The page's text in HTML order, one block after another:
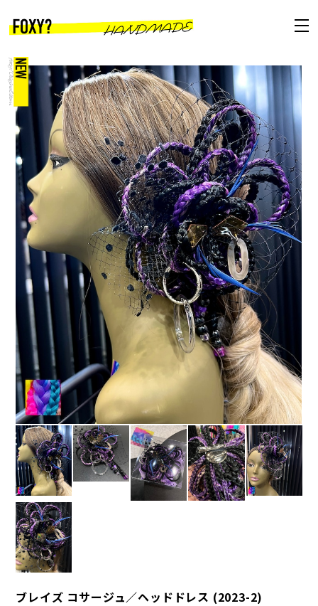
ブレイズ コサージュ／ヘッドドレス (2023-2)